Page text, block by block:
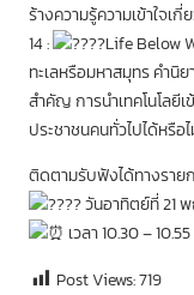
ร้างความรู้ความเข้าใจเกี่
14 :
Life Below
ทะเลหรือมหาสมุทร คำนิ
สำคัญ การนำเทคโนโลยี
ประชาชนคนทั่วไปได้หรือ
ติดตามรับฟังได้ทางราย
วันอาทิตย์ที่ 21
เวลา 10.30 –
Post Views:719